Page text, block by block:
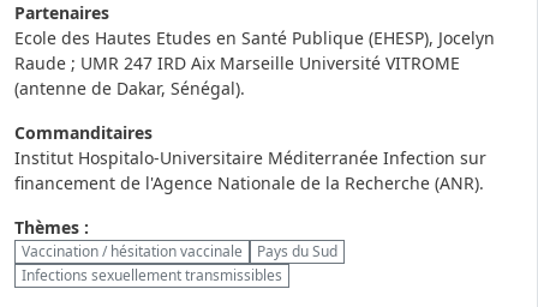
Partenaires
Ecole des Hautes Etudes en Santé Publique (EHESP), Jocelyn
Raude ; UMR 247 IRD Aix Marseille Université VITROME
(antenne de Dakar, Sénégal).
Commanditaires
Institut Hospitalo-Universitaire Méditerranée Infection sur
financement de l'Agence Nationale de la Recherche (ANR).
Thèmes :
Vaccination / hésitation vaccinale
Pays du Sud
Infections sexuellement transmissibles